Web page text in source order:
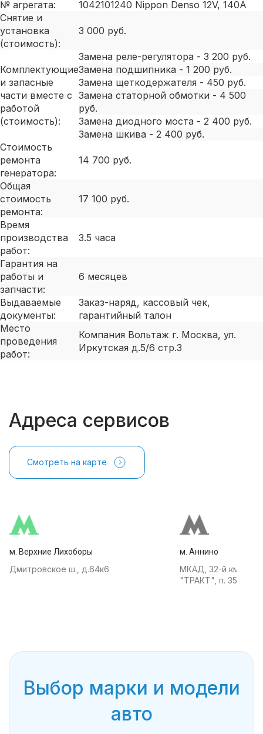
№ агрегата:
1042101240 Nippon Denso 12V, 140A
Снятие и
установка
(стоимость):
3 000 руб.
Комплектующие
и запасные
части вместе с
работой
(стоимость):
Замена реле-регулятора - 3 200 руб.
Замена подшипника - 1 200 руб.
Замена щеткодержателя - 450 руб.
Замена статорной обмотки - 4 500
руб.
Замена диодного моста - 2 400 руб.
Замена шкива - 2 400 руб.
Стоимость
ремонта
генератора:
14 700 руб.
Общая
стоимость
ремонта:
17 100 руб.
Время
производства
работ:
3.5 часа
Гарантия на
работы и
запчасти:
6 месяцев
Выдаваемые
документы:
Заказ-наряд, кассовый чек,
гарантийный талон
Место
проведения
работ:
Компания Вольтаж г. Москва, ул.
Иркутская д.5/6 стр.3
Адреса сервисов
Смотреть на карте
м. Верхние Лихоборы
Дмитровское ш., д.64к6
м. Аннино
МКАД, 32-й км, АТК
"ТРАКТ", п. 35
Выбор марки и модели
авто